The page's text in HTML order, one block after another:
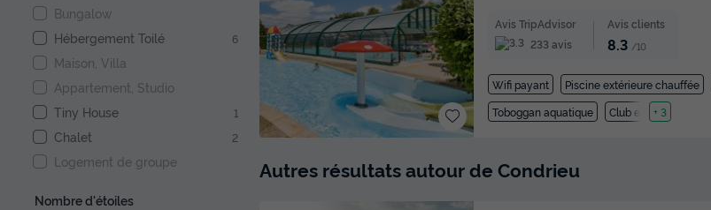
Bungalow
Hébergement Toilé
6
Maison, Villa
Appartement, Studio
Tiny House
1
Chalet 2
Logement de groupe
Nombre d'étoiles
Avis TripAdvisor
233 avis
Avis clients
8.3 /10
Wifi payant Piscine extérieure chauffée
Toboggan aquatique
Club enfant
+ 3
Autres résultats autour de Condrieu